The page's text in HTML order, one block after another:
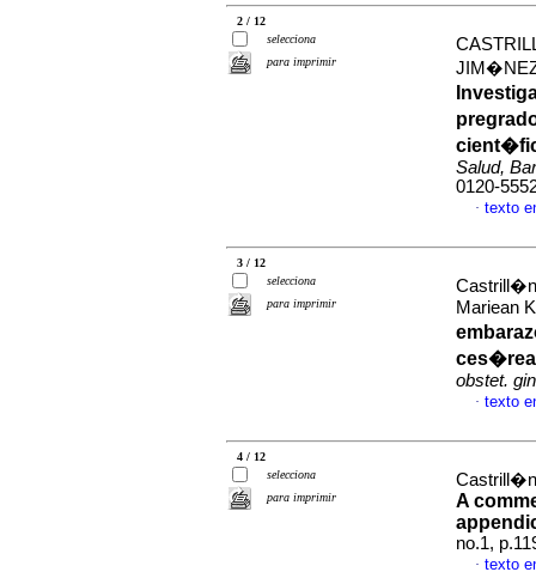
2 / 12
selecciona
para imprimir
Salud,
0120-
· texto
3 / 12
selecciona
para imprimir
Mariean
obstet.
· texto
4 / 12
selecciona
para imprimir
A
no.1,
· texto